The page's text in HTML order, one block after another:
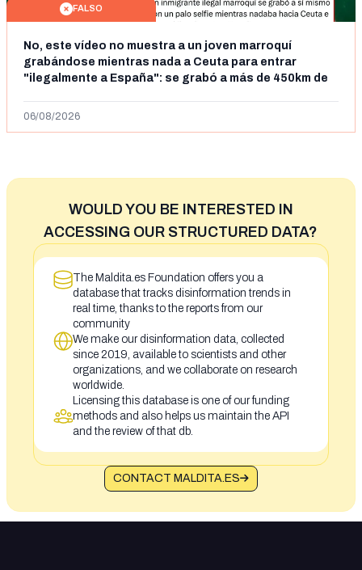
FALSO
No, este vídeo no muestra a un joven marroquí
grabándose mientras nada a Ceuta para entrar
"ilegalmente a España": se grabó a más de 450km de
06/08/2026
WOULD YOU BE INTERESTED IN
ACCESSING OUR STRUCTURED DATA?
The Maldita.es Foundation offers you a
database that tracks disinformation trends in
real time, thanks to the reports from our
community
We make our disinformation data, collected
since 2019, available to scientists and other
organizations, and we collaborate on research
worldwide.
Licensing this database is one of our funding
methods and also helps us maintain the API
and the review of that db.
CONTACT MALDITA.ES